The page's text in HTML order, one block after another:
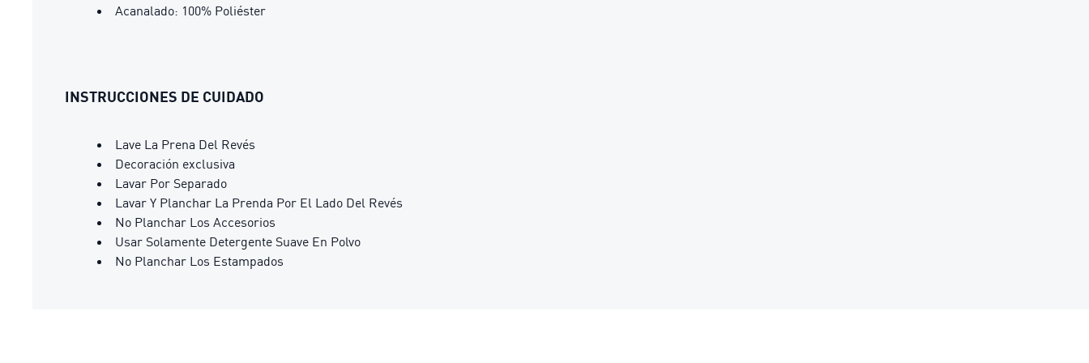
Acanalado: 100% Poliéster
INSTRUCCIONES DE CUIDADO
Lave La Prena Del Revés
Decoración exclusiva
Lavar Por Separado
Lavar Y Planchar La Prenda Por El Lado Del Revés
No Planchar Los Accesorios
Usar Solamente Detergente Suave En Polvo
No Planchar Los Estampados